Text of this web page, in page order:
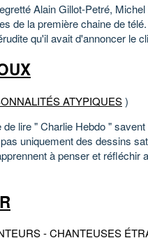
Alain Gillot-Petré,
de la première chaine de
qu'il avait d'annoncer le
ATYPIQUES)
lire " Charlie Hebdo "
uniquement des dessins
à penser et réfléchir
- CHANTEUSES